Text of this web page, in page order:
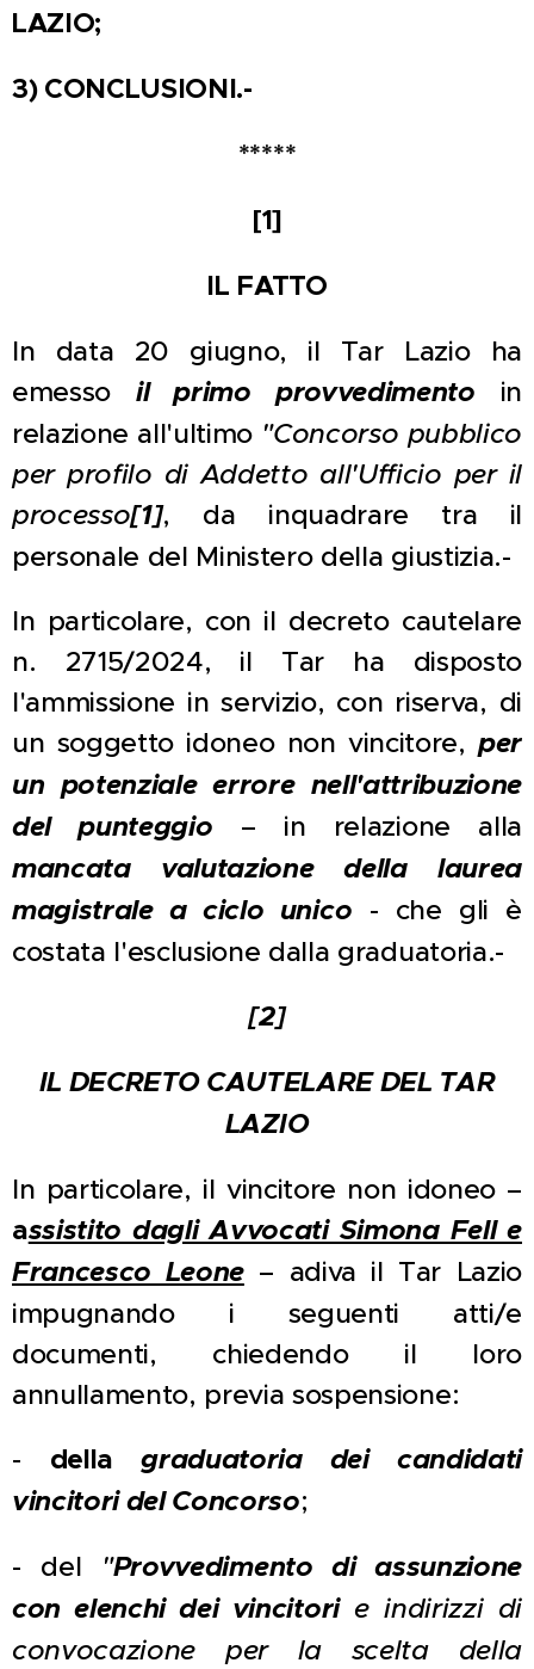
LAZIO;
3) CONCLUSIONI.-
*****
[1]
IL FATTO
In data 20 giugno, il Tar Lazio ha
emessoil primo provvedimento in
relazione all'ultimo "Concorso pubblico
per profilo di Addetto all'Ufficio per il
processo[1], da inquadrare tra il
personale del Ministero della giustizia.-
In particolare, con il decreto cautelare
n. 2715/2024, il Tar ha disposto
l'ammissione in servizio, con riserva, di
un soggetto idoneo non vincitore, per
un potenziale errore nell'attribuzione
del punteggio – in relazione alla
mancata valutazione della laurea
magistrale a ciclo unico - che gli è
costata l'esclusione dalla graduatoria.-
[2]
IL DECRETO CAUTELARE DEL TAR
LAZIO
In particolare, il vincitore non idoneo –
assistito dagli Avvocati Simona Fell e
Francesco Leone– adiva il Tar Lazio
impugnando i seguenti atti/e
documenti, chiedendo il loro
annullamento, previa sospensione:
- dellagraduatoria dei candidati
vincitori del Concorso;
- del
"Provvedimento di assunzione
con elenchi dei vincitorie indirizzi di
convocazione per la scelta della